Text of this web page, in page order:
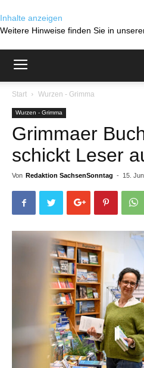
Inhalte anzeigen
Weitere Hinweise finden Sie in
Start Wurzen - Grimma
Wurzen - Grimma
Grimmaer
schickt Leser
Von Redaktion SachsenSonntag - 15.